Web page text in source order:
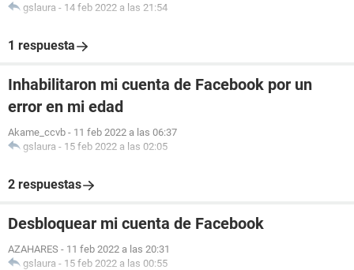
gslaura - 14 feb 2022 a las 21:54
1 respuesta
Inhabilitaron mi cuenta de Facebook por un
error en mi edad
Akame_ccvb - 11 feb 2022 a las 06:37
gslaura - 15 feb 2022 a las 02:05
2 respuestas
Desbloquear mi cuenta de Facebook
AZAHARES - 11 feb 2022 a las 20:31
gslaura - 15 feb 2022 a las 00:55